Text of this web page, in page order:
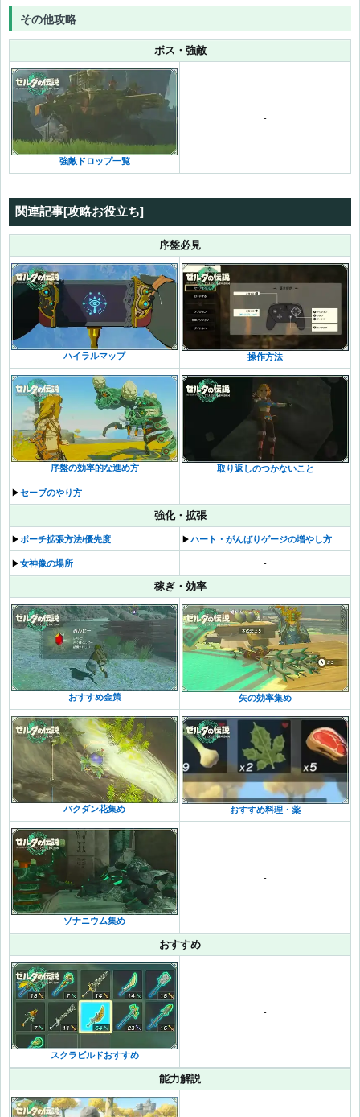
その他攻略
ボス・強敵
強敵ドロップ一覧
-
関連記事[攻略お役立ち]
序盤必見
ハイラルマップ 操作方法
序盤の効率的な進め方 取り返しのつかないこと
▶︎セーブのやり方 -
強化・拡張
▶︎ ポーチ拡張方法/優先度 ▶︎ハート・がんばりゲージの増やし方
▶︎女神像の場所 -
稼ぎ・効率
おすすめ金策 矢の効率集め
バクダン花集め おすすめ料理・薬
ゾナニウム集め
-
おすすめ
スクラビルドおすすめ
-
能力解説